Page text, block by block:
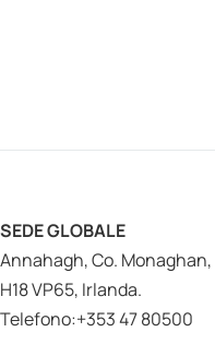
SEDE GLOBALE
Annahagh, Co. Monaghan,
H18 VP65, Irlanda.
Telefono:+353 47 80500